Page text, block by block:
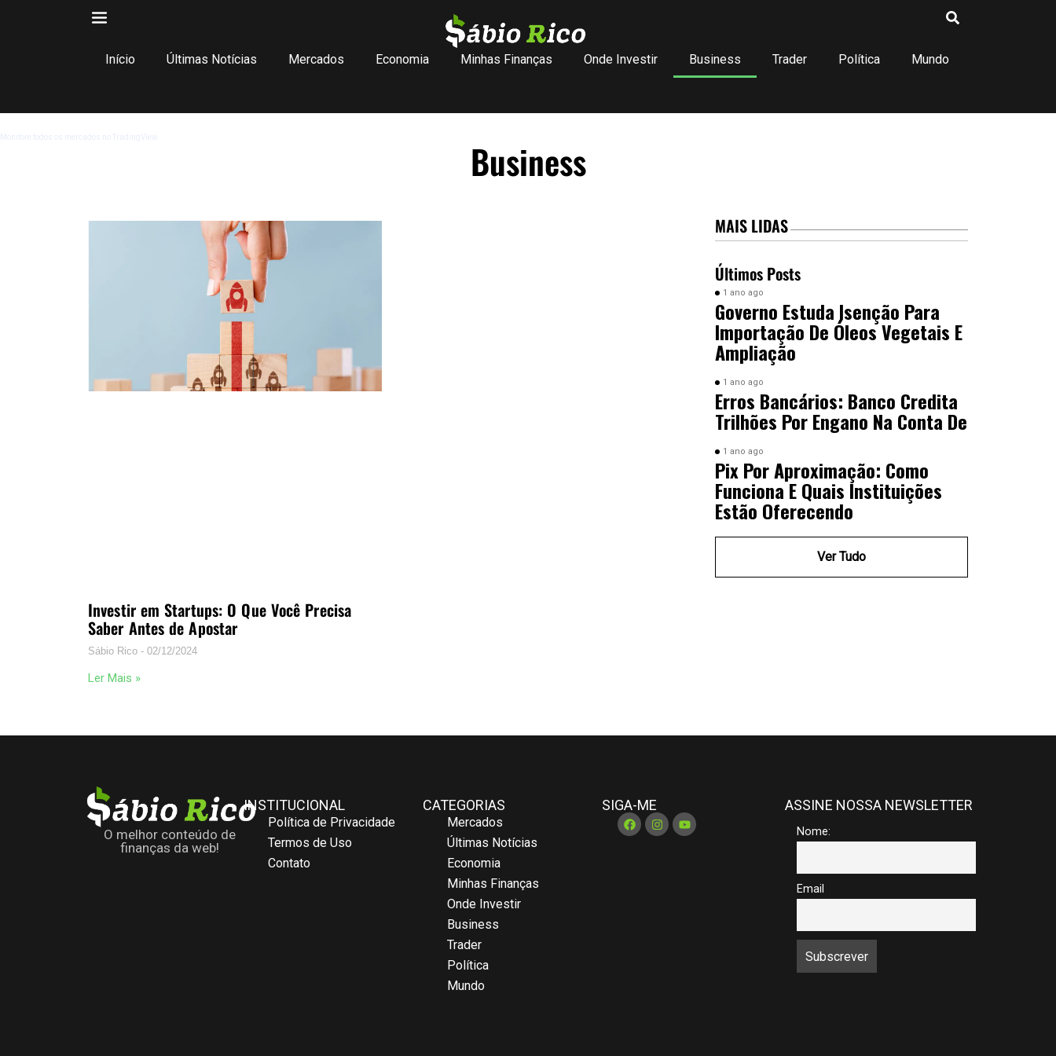
Início Últimas Notícias Mercados Economia Minhas Finanças Onde Investir Business Trader Política Mundo
Monitore todos os mercados no TradingView Business
Investir em Startups: O Que Você Precisa
Saber Antes de Apostar
Sábio Rico 02/12/2024
Ler Mais »
MAIS LIDAS
Últimos Posts
1 ano ago
Governo Estuda Isenção Para
Importação De Óleos Vegetais E
Ampliação
1 ano ago
Erros Bancários: Banco Credita
Trilhões Por Engano Na Conta De
1 ano ago
Pix Por Aproximação: Como
Funciona E Quais Instituições
Estão Oferecendo
Ver Tudo
O melhor conteúdo de
finanças da web!
INSTITUCIONAL
Política de Privacidade
Termos de Uso
Contato
CATEGORIAS
Mercados
Últimas Notícias
Economia
Minhas Finanças
Onde Investir
Business
Trader
Política
Mundo
SIGA-ME ASSINE NOSSA NEWSLETTER
Nome:
Email